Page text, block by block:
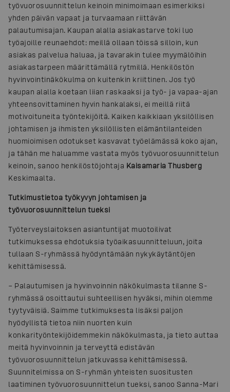
työvuorosuunnittelun keinoin minimoimaan esimerkiksi
yhden päivän vapaat ja turvaamaan riittävän
palautumisajan. Kaupan alalla asiakastarve toki luo
työajoille reunaehdot: meillä ollaan töissä silloin, kun
asiakas palvelua haluaa, ja tavarakin tulee myymälöihin
asiakastarpeen määrittämällä rytmillä. Henkilöstön
hyvinvointinäkökulma on kuitenkin kriittinen. Jos työ
kaupan alalla koetaan liian raskaaksi ja työ- ja vapaa-ajan
yhteensovittaminen hyvin hankalaksi, ei meillä riitä
motivoituneita työntekijöitä. Kaiken kaikkiaan yksilöllisen
johtamisen ja ihmisten yksilöllisten elämäntilanteiden
huomioimisen odotukset kasvavat työelämässä koko ajan,
ja tähän me haluamme vastata myös työvuorosuunnittelun
keinoin, sanoo henkilöstöjohtaja Kaisamaria Thusberg
Keskimaalta.
Tutkimustietoa työkyvyn johtamisen ja
työvuorosuunnittelun tueksi
Työterveyslaitoksen asiantuntijat muotoilivat
tutkimuksessa ehdotuksia työaikasuunnitteluun, joita
tullaan S-ryhmässä hyödyntämään nykykäytäntöjen
kehittämisessä.
– Palautumisen ja hyvinvoinnin näkökulmasta tilanne S-
ryhmässä osoittautui suhteellisen hyväksi, mihin olemme
tyytyväisiä. Saimme tutkimuksesta lisäksi paljon
hyödyllistä tietoa niin nuorten kuin
konkarityöntekijöidemmekin näkökulmasta, ja tieto auttaa
meitä hyvinvoinnin ja terveyttä edistävän
työvuorosuunnittelun jatkuvassa kehittämisessä.
Suunnitelmissa on S-ryhmän yhteisten suositusten
laatiminen työvuorosuunnittelun tueksi, sanoo Sanna-Mari